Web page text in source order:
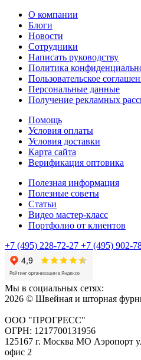
О компании
Блоги
Новости
Сотрудники
Написать руководству
Политика
Пользовательское
Персональные данные
Получение рекламных
Помощь
Условия оплаты
Условия доставки
Карта сайта
Верификация оптовика
Полезная информация
Полезные советы
Статьи
Видео мастер-класс
Портфолио от клиентов
+7 (495) 228-72-27 +7 (495) 902-
Мы в социальных сетях:
2026 © Швейная и шторная
ООО "ПРОГРЕСС"
ОГРН: 1217700131956
125167 г. Москва МО Аэропорт
офис 2